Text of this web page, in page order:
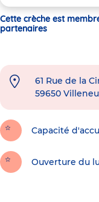
Cette crèche est
partenaires
61 Rue de la
59650
Capacité
Ouverture du